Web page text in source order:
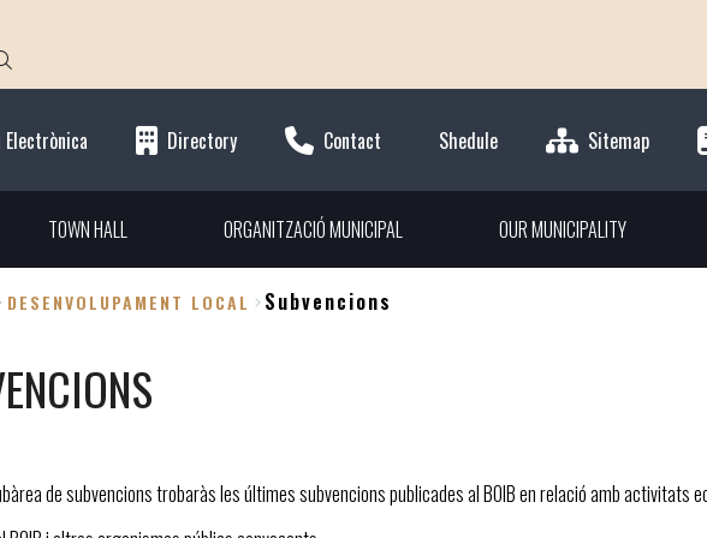
Electrònica Directory Contact Shedule Sitemap
TOWN HALL ORGANITZACIÓ MUNICIPAL OUR MUNICIPALITY
DESENVOLUPAMENT LOCAL Subvencions
de subvencions trobaràs les últimes subvencions publicades al BOIB en relació amb activitats